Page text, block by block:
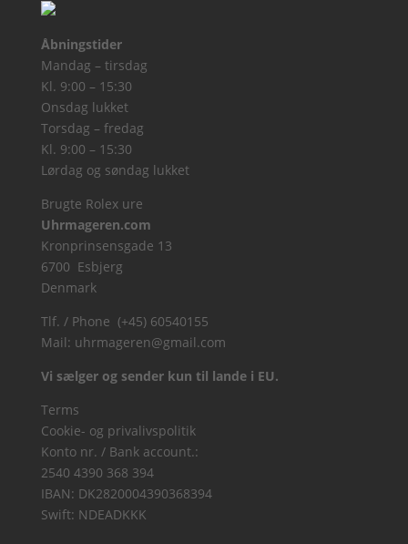
Åbningstider
Mandag – tirsdag
Kl. 9:00 – 15:30
Onsdag lukket
Torsdag – fredag
Kl. 9:00 – 15:30
Lørdag og søndag lukket
Brugte Rolex ure
Uhrmageren.com
Kronprinsensgade 13
6700 Esbjerg
Denmark
Tlf. / Phone (+45) 60540155
Mail: uhrmageren@gmail.com
Vi sælger og sender kun til lande i EU.
Terms
Cookie- og privalivspolitik
Konto nr. / Bank account.:
2540 4390 368 394
IBAN: DK2820004390368394
Swift: NDEADKKK